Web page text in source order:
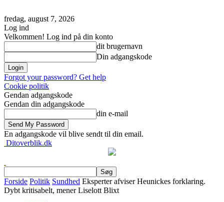
fredag, august 7, 2026
Log ind
Velkommen! Log ind på din konto
dit brugernavn
Din adgangskode
Forgot your password? Get help
Cookie politik
Gendan adgangskode
Gendan din adgangskode
din e-mail
En adgangskode vil blive sendt til din email.
Ditoverblik.dk
Forside Politik Sundhed Eksperter afviser Heunickes forklaring.
Dybt kritisabelt, mener Liselott Blixt